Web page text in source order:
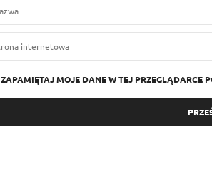
ZAPAMIĘTAJ MOJE DANE W TEJ PRZEGLĄDARCE